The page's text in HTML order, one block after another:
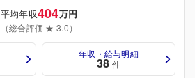
平均年収404万円
（総合評価 ★ 3.0）
年収・給与明細
38 件